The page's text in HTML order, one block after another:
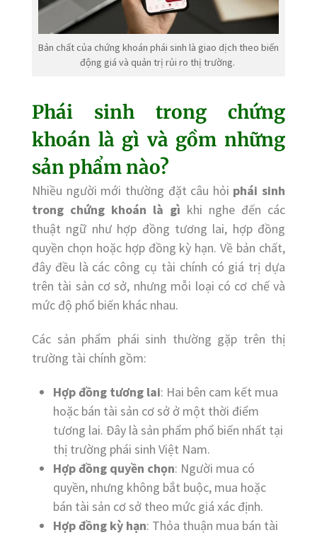
Bản chất của chứng khoán phái sinh là giao dịch theo biến
động giá và quản trị rủi ro thị trường.
Phái sinh trong chứng
khoán là gì và gồm những
sản phẩm nào?
Nhiều người mới thường đặt câu hỏi phái sinh
trong chứng khoán là gì khi nghe đến các
thuật ngữ như hợp đồng tương lai, hợp đồng
quyền chọn hoặc hợp đồng kỳ hạn. Về bản chất,
đây đều là các công cụ tài chính có giá trị dựa
trên tài sản cơ sở, nhưng mỗi loại có cơ chế và
mức độ phổ biến khác nhau.
Các sản phẩm phái sinh thường gặp trên thị
trường tài chính gồm:
Hợp đồng tương lai: Hai bên cam kết mua
hoặc bán tài sản cơ sở ở một thời điểm
tương lai. Đây là sản phẩm phổ biến nhất tại
thị trường phái sinh Việt Nam.
Hợp đồng quyền chọn: Người mua có
quyền, nhưng không bắt buộc, mua hoặc
bán tài sản cơ sở theo mức giá xác định.
Hợp đồng kỳ hạn: Thỏa thuận mua bán tài